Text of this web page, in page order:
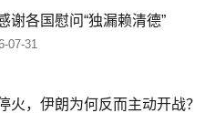
谢各国慰问“独漏赖清德”
07-31
火，伊朗为何反而主动开战？